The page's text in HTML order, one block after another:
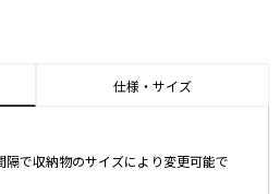
仕様・サイズ
で収納物のサイズにより変更可能で